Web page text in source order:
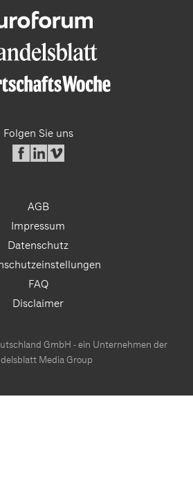
Folgen Sie uns
AGB
Impressum
Datenschutz
FAQ
Disclaimer
GmbH - ein Unternehmen der
Media Group